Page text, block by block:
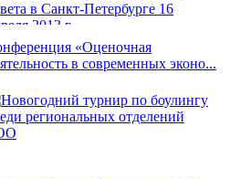
«Оценочная
в современных эконо...